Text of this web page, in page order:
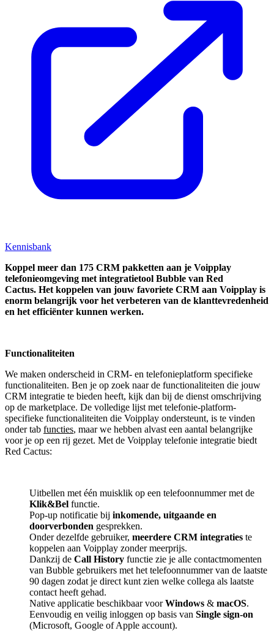
Kennisbank
Koppel meer dan 175 CRM pakketten aan je Voipplay
telefonieomgeving met integratietool Bubble van Red
Cactus. Het koppelen van jouw favoriete CRM aan Voipplay is
enorm belangrijk voor het verbeteren van de klanttevredenheid
en het efficiënter kunnen werken.
Functionaliteiten
We maken onderscheid in CRM- en telefonieplatform specifieke
functionaliteiten. Ben je op zoek naar de functionaliteiten die jouw
CRM integratie te bieden heeft, kijk dan bij de dienst omschrijving
op de marketplace. De volledige lijst met telefonie-platform-
specifieke functionaliteiten die Voipplay ondersteunt, is te vinden
onder tab functies, maar we hebben alvast een aantal belangrijke
voor je op een rij gezet. Met de Voipplay telefonie integratie biedt
Red Cactus:
Uitbellen met één muisklik op een telefoonnummer met de
Klik&Bel functie.
Pop-up notificatie bij inkomende, uitgaande en
doorverbonden gesprekken.
Onder dezelfde gebruiker, meerdere CRM integraties te
koppelen aan Voipplay zonder meerprijs.
Dankzij de Call History functie zie je alle contactmomenten
van Bubble gebruikers met het telefoonnummer van de laatste
90 dagen zodat je direct kunt zien welke collega als laatste
contact heeft gehad.
Native applicatie beschikbaar voorWindows & macOS.
Eenvoudig en veilig inloggen op basis van Single sign-on
(Microsoft, Google of Apple account).